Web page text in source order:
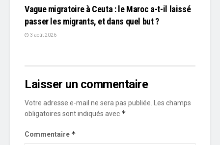
Vague migratoire à Ceuta : le Maroc a-t-il laissé
passer les migrants, et dans quel but ?
3 août 2026
Laisser un commentaire
Votre adresse e-mail ne sera pas publiée.
Les champs
obligatoires sont indiqués avec *
Commentaire *